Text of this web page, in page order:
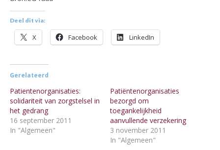
Deel dit via:
X Facebook LinkedIn
Gerelateerd
Patientenorganisaties:
solidariteit van zorgstelsel in
het gedrang
16 september 2011
In "Algemeen"
Patiëntenorganisaties
bezorgd om
toegankelijkheid
aanvullende verzekering
3 november 2011
In "Algemeen"